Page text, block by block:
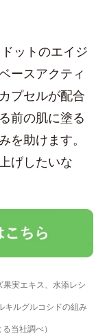
ットのエイジ
ースアクティ
プセルが配合
前の肌に塗る
を助けます。
げしたいな
実エキス、水添レシ
キルグルコシドの組み
当社調べ）